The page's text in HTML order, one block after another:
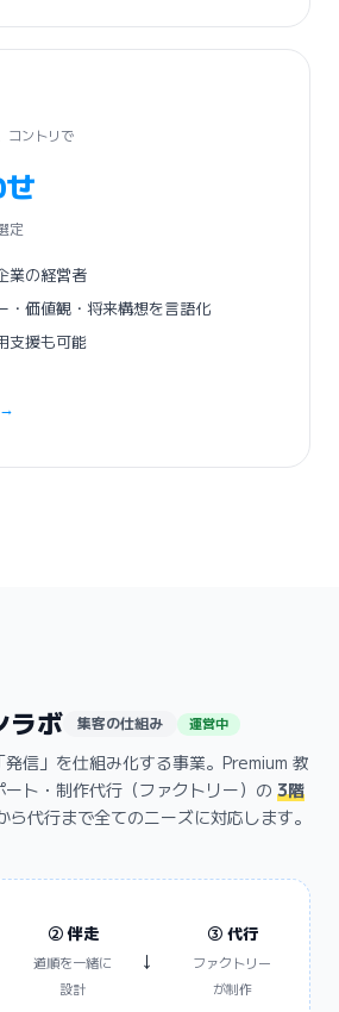
コントリで
定
業の経営者
・価値観・将来構想を言語化
支援も可能
ラボ 集客の仕組み 運営中
発信」を仕組み化する事業。Premium 教
ト・制作代行（ファクトリー）の 3階
ら代行まで全てのニーズに対応します。
② 伴走
道順を一緒に
設計
→
③ 代行
ファクトリー
が制作